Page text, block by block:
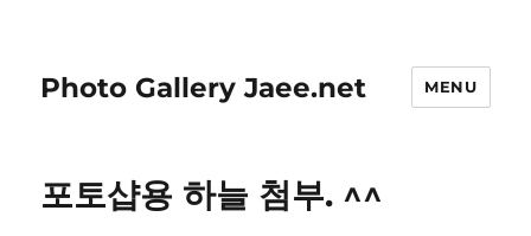
Photo Gallery Jaee.net MENU
포토샵용 하늘 첨부. ^^